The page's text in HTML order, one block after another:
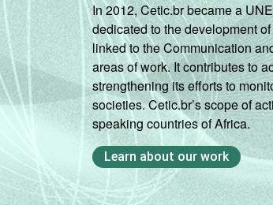
In 2012, Cetic.br became a
dedicated to the development
linked to the Communication
areas of work. It contributes to
strengthening its efforts to
societies. Cetic.br’s scope of
speaking countries of Africa.
Learn about our work